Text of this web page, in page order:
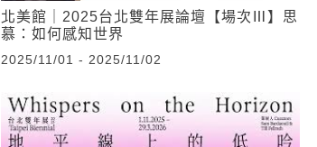
北美館｜2025台北雙年展論壇【場次Ⅲ】思
慕：如何感知世界
2025/11/01 - 2025/11/02